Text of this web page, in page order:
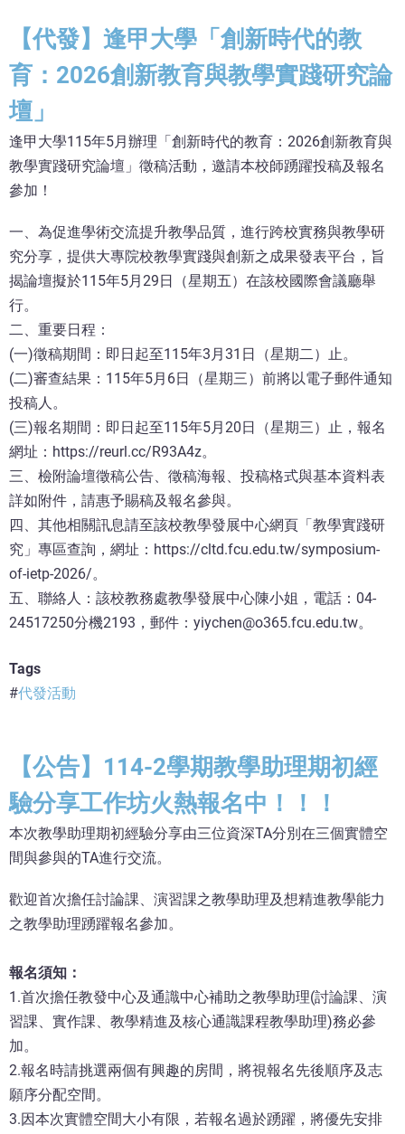
【代發】逢甲大學「創新時代的教
育：2026創新教育與教學實踐研究論
壇」
逢甲大學115年5月辦理「創新時代的教育：2026創新教育與
教學實踐研究論壇」徵稿活動，邀請本校師踴躍投稿及報名
參加！
一、為促進學術交流提升教學品質，進行跨校實務與教學研
究分享，提供大專院校教學實踐與創新之成果發表平台，旨
揭論壇擬於115年5月29日（星期五）在該校國際會議廳舉
行。
二、重要日程：
(一)徵稿期間：即日起至115年3月31日（星期二）止。
(二)審查結果：115年5月6日（星期三）前將以電子郵件通知
投稿人。
(三)報名期間：即日起至115年5月20日（星期三）止，報名
網址：https://reurl.cc/R93A4z。
三、檢附論壇徵稿公告、徵稿海報、投稿格式與基本資料表
詳如附件，請惠予賜稿及報名參與。
四、其他相關訊息請至該校教學發展中心網頁「教學實踐研
究」專區查詢，網址：https://cltd.fcu.edu.tw/symposium-
of-ietp-2026/。
五、聯絡人：該校教務處教學發展中心陳小姐，電話：04-
24517250分機2193，郵件：yiychen@o365.fcu.edu.tw。
Tags
代發活動
【公告】114-2學期教學助理期初經
驗分享工作坊火熱報名中！！！
本次教學助理期初經驗分享由三位資深TA分別在三個實體空
間與參與的TA進行交流。
歡迎首次擔任討論課、演習課之教學助理及想精進教學能力
之教學助理踴躍報名參加。
報名須知：
1.首次擔任教發中心及通識中心補助之教學助理(討論課、演
習課、實作課、教學精進及核心通識課程教學助理)務必參
加。
2.報名時請挑選兩個有興趣的房間，將視報名先後順序及志
願序分配空間。
3.因本次實體空間大小有限，若報名過於踴躍，將優先安排